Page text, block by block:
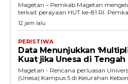
Magetan – Pemkab Magetan
terkait
12 jam lalu
PERISTIWA
Data Menunjukkan
Kuat jika Unesa di
Magetan - Rencana perluasan
(Unesa) Kampus 5 di Kelurahan